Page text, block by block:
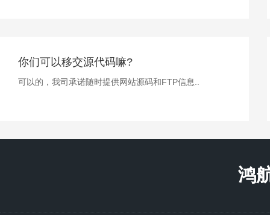
你们可以移交源代码嘛?
可以的，我司承诺随时提供网站源码和FTP信息..
鸿